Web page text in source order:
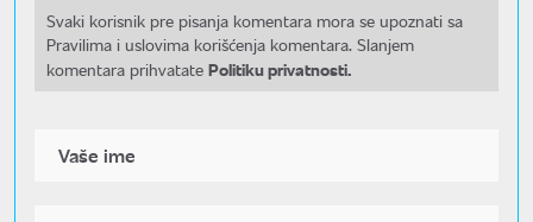
Svaki korisnik pre pisanja komentara mora se upoznati sa
Pravilima i uslovima korišćenja komentara. Slanjem
komentara prihvatate Politiku privatnosti.